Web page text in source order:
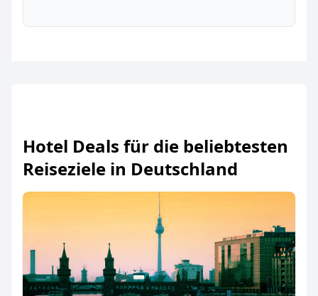
Hotel Deals für die beliebtesten
Reiseziele in Deutschland